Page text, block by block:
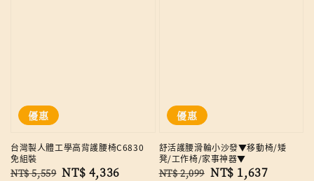
優惠
台灣製人體工學高背護腰椅C6830
免組裝
Regular
NT$ 5,559 Sale
NT$ 4,336
優惠
舒活護腰滑輪小沙發▼移動椅/矮
凳/工作椅/家事神器▼
Regular
NT$ 2,099 Sale
NT$ 1,637